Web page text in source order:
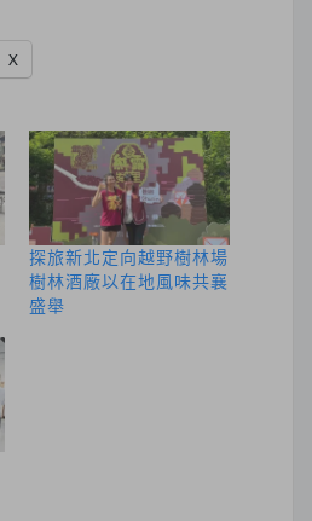
X
探旅新北定向越野樹林場
樹林酒廠以在地風味共襄
盛舉